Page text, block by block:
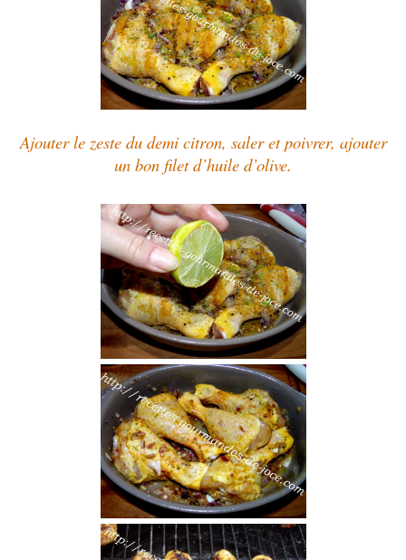
Ajouter le zeste du demi citron, saler et poivrer, ajouter
un bon filet d’huile d’olive.